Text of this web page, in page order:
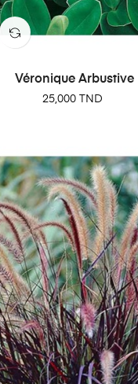
Véronique Arbustive
Prix
25,000 TND